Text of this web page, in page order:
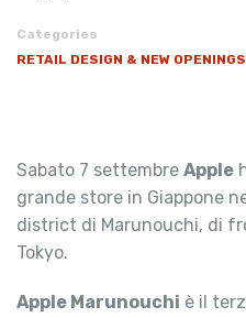
Categories
RETAIL DESIGN & NEW OPENINGS
Sabato 7 settembre Apple
grande store in Giappone
district di Marunouchi, di
Tokyo.
Apple Marunouchi è il